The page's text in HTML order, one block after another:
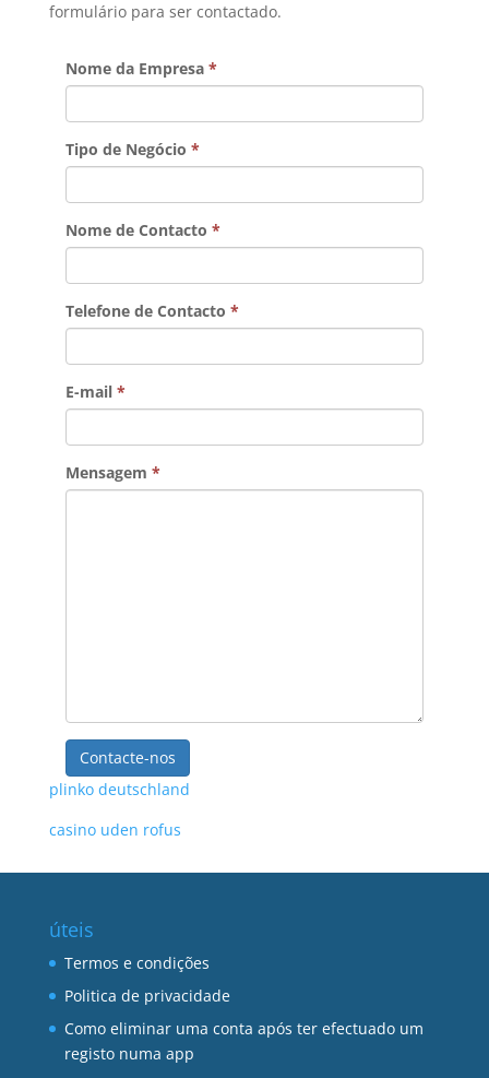
formulário para ser contactado.
Nome da Empresa *
Tipo de Negócio *
Nome de Contacto *
Telefone de Contacto *
E-mail *
Mensagem *
Contacte-nos
plinko deutschland
casino uden rofus
úteis
Termos e condições
Politica de privacidade
Como eliminar uma conta após ter efectuado um
registo numa app